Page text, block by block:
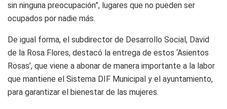
sin ninguna preocupación”, lugares que no pueden ser
ocupados por nadie más.
De igual forma, el subdirector de Desarrollo Social, David
de la Rosa Flores, destacó la entrega de estos ‘Asientos
Rosas’, que viene a abonar de manera importante a la labor
que mantiene el Sistema DIF Municipal y el ayuntamiento,
para garantizar el bienestar de las mujeres.